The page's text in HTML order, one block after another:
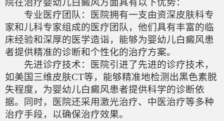
专业医疗团队：医院拥有一支由资深皮肤科专
家和儿科专家组成的医疗团队，他们具有丰富的临
床经验和深厚的医学造诣，能够为婴幼儿白癜风患
者提供精准的诊断和个性化的治疗方案。
先进诊疗技术：医院引进了先进的诊疗技术，
如美国三维皮肤CT等，能够精准地检测出黑色素脱
失程度，为婴幼儿白癜风患者提供科学的诊断依
据。同时，医院还采用激光治疗、中医治疗等多种
治疗手段，以确保治疗效果。